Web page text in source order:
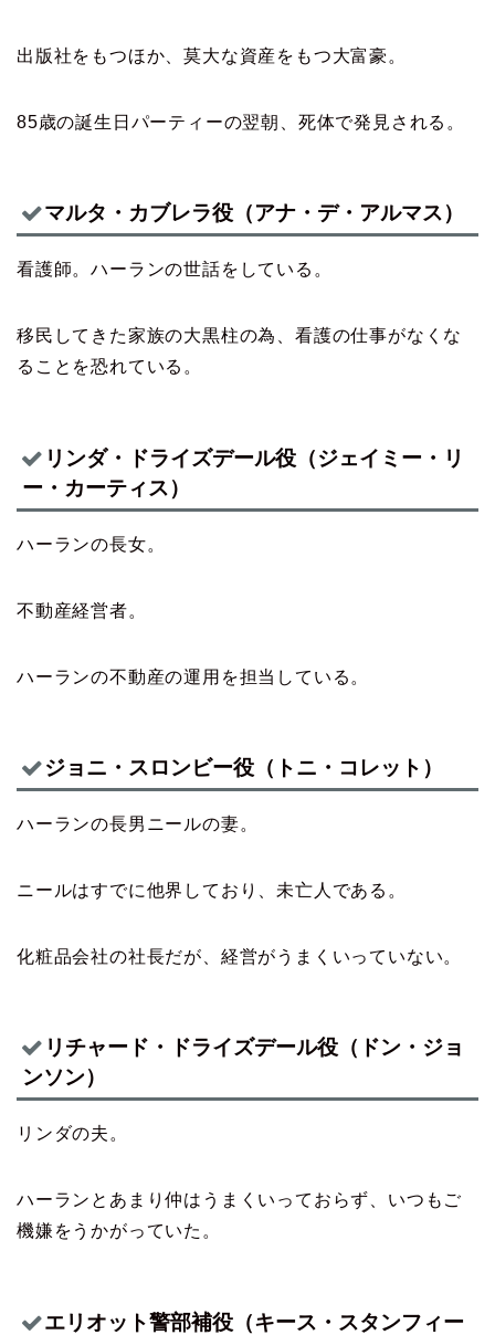
出版社をもつほか、莫大な資産をもつ大富豪。
85歳の誕生日パーティーの翌朝、死体で発見される。
マルタ・カブレラ役（アナ・デ・アルマス）
看護師。ハーランの世話をしている。
移民してきた家族の大黒柱の為、看護の仕事がなくな
ることを恐れている。
リンダ・ドライズデール役（ジェイミー・リ
ー・カーティス）
ハーランの長女。
不動産経営者。
ハーランの不動産の運用を担当している。
ジョニ・スロンビー役（トニ・コレット）
ハーランの長男ニールの妻。
ニールはすでに他界しており、未亡人である。
化粧品会社の社長だが、経営がうまくいっていない。
リチャード・ドライズデール役（ドン・ジョ
ンソン）
リンダの夫。
ハーランとあまり仲はうまくいっておらず、いつもご
機嫌をうかがっていた。
エリオット警部補役（キース・スタンフィー